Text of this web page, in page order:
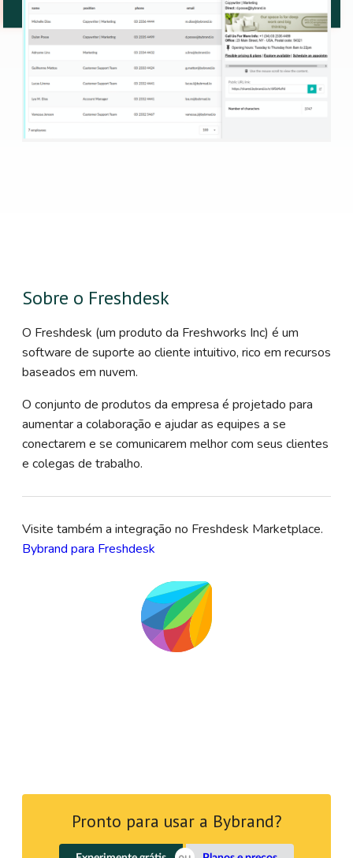
Sobre o Freshdesk
O Freshdesk (um produto da Freshworks Inc) é um
software de suporte ao cliente intuitivo, rico em recursos
baseados em nuvem.
O conjunto de produtos da empresa é projetado para
aumentar a colaboração e ajudar as equipes a se
conectarem e se comunicarem melhor com seus clientes
e colegas de trabalho.
Visite também a integração no Freshdesk Marketplace.
Bybrand para Freshdesk
Pronto para usar a Bybrand?